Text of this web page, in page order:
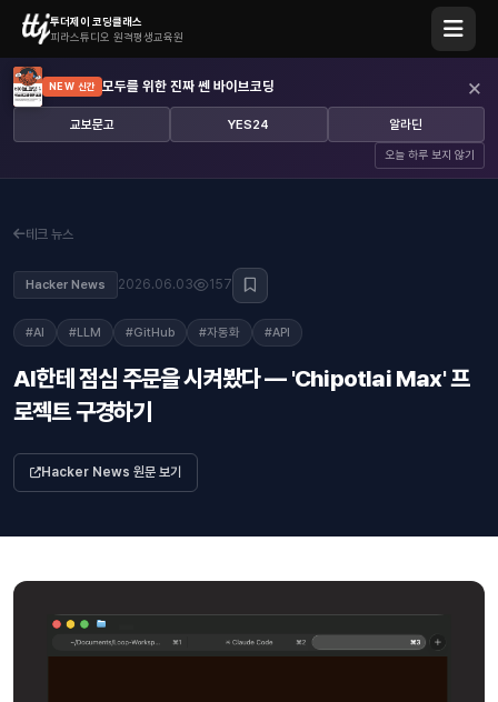
투더제이 코딩클래스
피라스튜디오 원격평생교육원
NEW 신간 모두를 위한 진짜 쎈 바이브코딩
교보문고 YES24 알라딘
오늘 하루 보지 않기
×
테크 뉴스
Hacker News 2026.06.03 157
#AI #LLM #GitHub #자동화 #API
AI한테 점심 주문을 시켜봤다 — 'Chipotlai Max' 프
로젝트 구경하기
Hacker News 원문 보기